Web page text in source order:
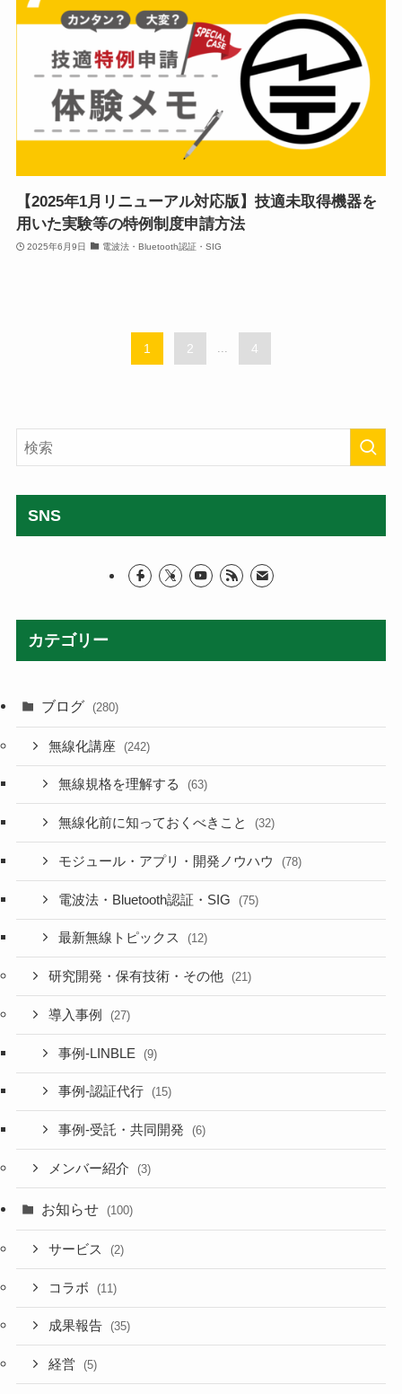
【2025年1月リニューアル対応版】技適未取得機器を
用いた実験等の特例制度申請方法
2025年6月9日 電波法・Bluetooth認証・SIG
1 2 ... 4
SNS
カテゴリー
ブログ (280)
無線化講座 (242)
無線規格を理解する (63)
無線化前に知っておくべきこと (32)
モジュール・アプリ・開発ノウハウ (78)
電波法・Bluetooth認証・SIG (75)
最新無線トピックス (12)
研究開発・保有技術・その他 (21)
導入事例 (27)
事例-LINBLE (9)
事例-認証代行 (15)
事例-受託・共同開発 (6)
メンバー紹介 (3)
お知らせ (100)
サービス (2)
コラボ (11)
成果報告 (35)
経営 (5)